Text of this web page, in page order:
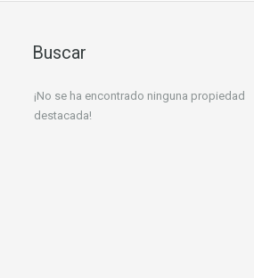
Buscar
¡No se ha encontrado ninguna propiedad
destacada!